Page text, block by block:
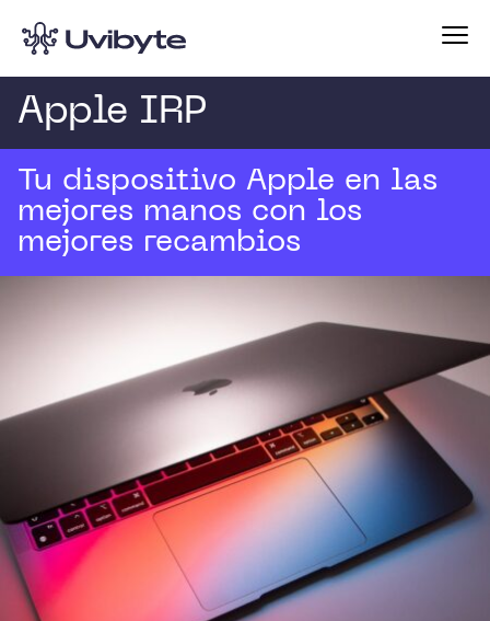
Apple IRP
Tu dispositivo Apple en las
mejores manos con los
mejores recambios